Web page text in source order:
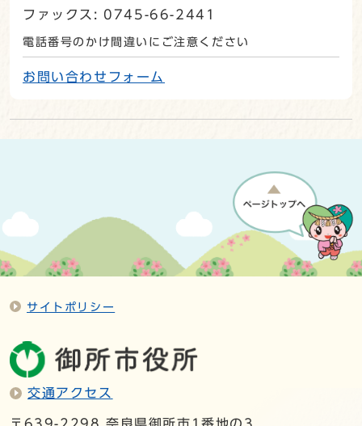
ファックス: 0745-66-2441
電話番号のかけ間違いにご注意ください
お問い合わせフォーム
サイトポリシー
交通アクセス